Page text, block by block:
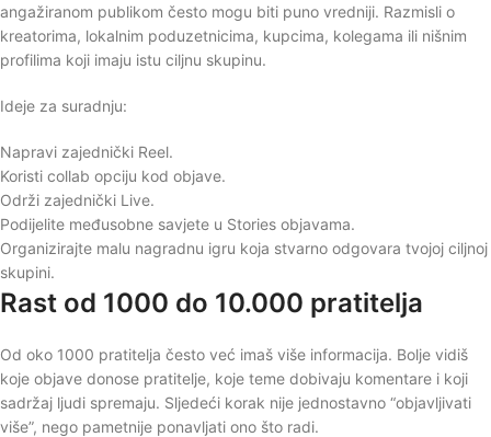
angažiranom publikom često mogu biti puno vredniji. Razmisli o
kreatorima, lokalnim poduzetnicima, kupcima, kolegama ili nišnim
profilima koji imaju istu ciljnu skupinu.
Ideje za suradnju:
Napravi zajednički Reel.
Koristi collab opciju kod objave.
Održi zajednički Live.
Podijelite međusobne savjete u Stories objavama.
Organizirajte malu nagradnu igru koja stvarno odgovara tvojoj ciljnoj
skupini.
Rast od 1000 do 10.000 pratitelja
Od oko 1000 pratitelja često već imaš više informacija. Bolje vidiš
koje objave donose pratitelje, koje teme dobivaju komentare i koji
sadržaj ljudi spremaju. Sljedeći korak nije jednostavno “objavljivati
više”, nego pametnije ponavljati ono što radi.